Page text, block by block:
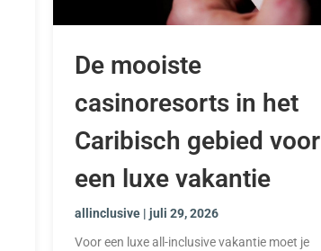
De mooiste
casinoresorts in het
Caribisch gebied voor
een luxe vakantie
allinclusive
juli 29, 2026
Voor een luxe all-inclusive vakantie moet je